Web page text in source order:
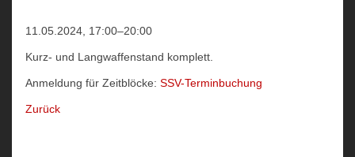
11.05.2024, 17:00–20:00
Kurz- und Langwaffenstand komplett.
Anmeldung für Zeitblöcke:SSV-Terminbuchung
Zurück